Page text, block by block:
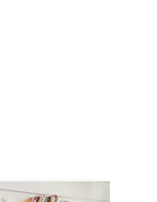
5 op 5, 16 recensies